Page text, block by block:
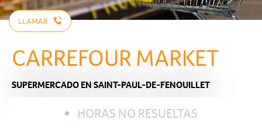
LLAMAR
CARREFOUR MARKET
SUPERMERCADOEN SAINT-PAUL-DE-FENOUILLET
HORAS NO RESUELTAS